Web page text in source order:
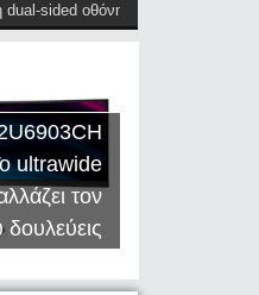
οθόνη (28 Μαΐου)
ultrawide
τον